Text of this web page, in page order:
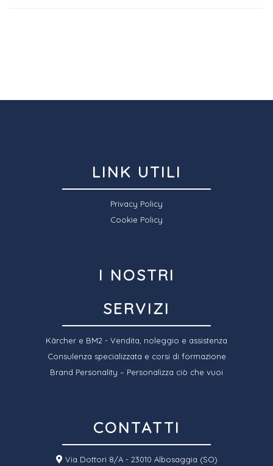
LINK UTILI
Privacy Policy
Cookie Policy
I NOSTRI
SERVIZI
Kärcher e BM2 - Vendita, noleggio e assistenza
Consulenza specializzata e corsi di formazione
Brand Personality – Personalizza ciò che vuoi
CONTATTI
Via Dottori 8/A - 23010 Albosaggia (SO)